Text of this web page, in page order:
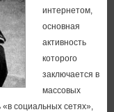
интернетом,
основная
активность
которого
заключается в
массовых
социальных сетях»,